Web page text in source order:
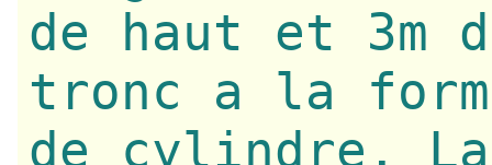
de haut et 3m
tronc a la
de cylindre. La